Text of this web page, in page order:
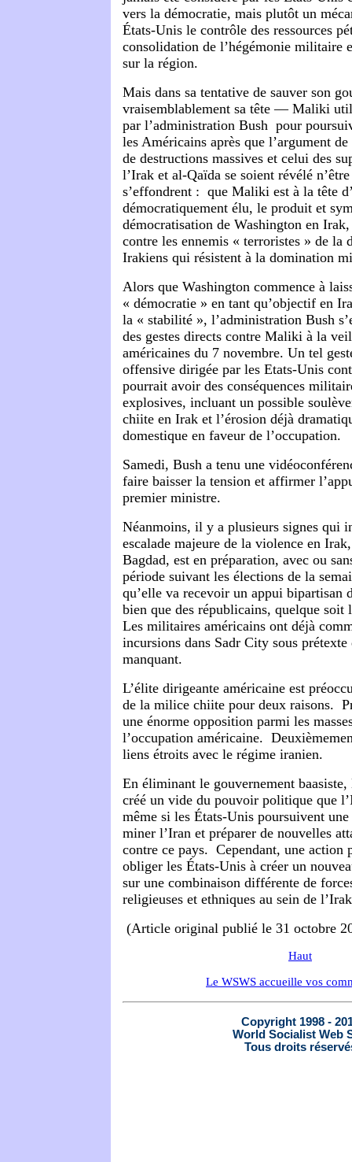
vers la démocratie, mais plutôt un
États-Unis le contrôle des ressources
consolidation de l’hégémonie militaire
sur la région.
Mais dans sa tentative de sauver son
vraisemblablement sa tête — Maliki
par l’administration Bush pour
les Américains après que l’argument de
de destructions massives et celui des
l’Irak et al-Qaïda se soient révélé
s’effondrent : que Maliki est à la tête
démocratiquement élu, le produit et
démocratisation de Washington en
contre les ennemis « terroristes » de la
Irakiens qui résistent à la domination
Alors que Washington commence à
« démocratie » en tant qu’objectif en
la « stabilité », l’administration Bush
des gestes directs contre Maliki à la
américaines du 7 novembre. Un tel
offensive dirigée par les Etats-Unis
pourrait avoir des conséquences
explosives, incluant un possible
chiite en Irak et l’érosion déjà
domestique en faveur de l’occupation.
Samedi, Bush a tenu une
faire baisser la tension et affirmer
premier ministre.
Néanmoins, il y a plusieurs signes qui
escalade majeure de la violence en
Bagdad, est en préparation, avec ou
période suivant les élections de la
qu’elle va recevoir un appui bipartisan
bien que des républicains, quelque soit
Les militaires américains ont déjà
incursions dans Sadr City sous
manquant.
L’élite dirigeante américaine est
de la milice chiite pour deux raisons.
une énorme opposition parmi les
l’occupation américaine.
liens étroits avec le régime iranien.
En éliminant le gouvernement
créé un vide du pouvoir politique que
même si les États-Unis poursuivent
miner l’Iran et préparer de nouvelles
contre ce pays. Cependant, une action
obliger les États-Unis à créer un
sur une combinaison différente de
religieuses et ethniques au sein de
(Article original publié le 31 octobre
Haut
Le WSWS accueille vos
Copyright 1998 -
World Socialist Web
Tous droits